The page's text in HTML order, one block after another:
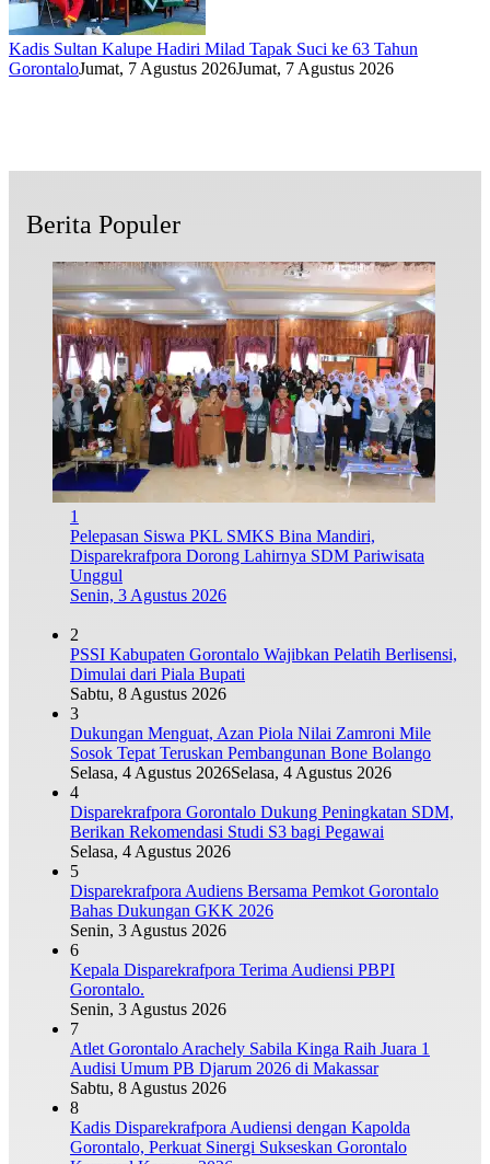
Kadis Sultan Kalupe Hadiri Milad Tapak Suci ke 63 Tahun
GorontaloJumat, 7 Agustus 2026Jumat, 7 Agustus 2026
Berita Populer
1
Pelepasan Siswa PKL SMKS Bina Mandiri,
Disparekrafpora Dorong Lahirnya SDM Pariwisata
Unggul
Senin, 3 Agustus 2026
2
PSSI Kabupaten Gorontalo Wajibkan Pelatih Berlisensi,
Dimulai dari Piala Bupati
Sabtu, 8 Agustus 2026
3
Dukungan Menguat, Azan Piola Nilai Zamroni Mile
Sosok Tepat Teruskan Pembangunan Bone Bolango
Selasa, 4 Agustus 2026Selasa, 4 Agustus 2026
4
Disparekrafpora Gorontalo Dukung Peningkatan SDM,
Berikan Rekomendasi Studi S3 bagi Pegawai
Selasa, 4 Agustus 2026
5
Disparekrafpora Audiens Bersama Pemkot Gorontalo
Bahas Dukungan GKK 2026
Senin, 3 Agustus 2026
6
Kepala Disparekrafpora Terima Audiensi PBPI
Gorontalo.
Senin, 3 Agustus 2026
7
Atlet Gorontalo Arachely Sabila Kinga Raih Juara 1
Audisi Umum PB Djarum 2026 di Makassar
Sabtu, 8 Agustus 2026
8
Kadis Disparekrafpora Audiensi dengan Kapolda
Gorontalo, Perkuat Sinergi Sukseskan Gorontalo